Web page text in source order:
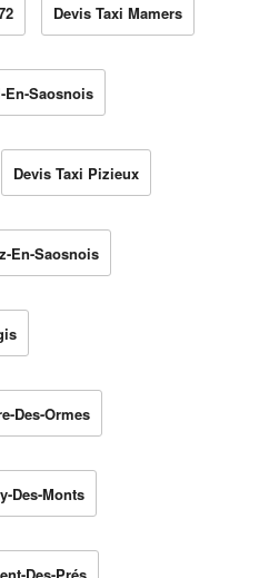
Devis Taxi Mamers
En-Saosnois
Devis Taxi Pizieux
En-Saosnois
Des-Ormes
Des-Monts